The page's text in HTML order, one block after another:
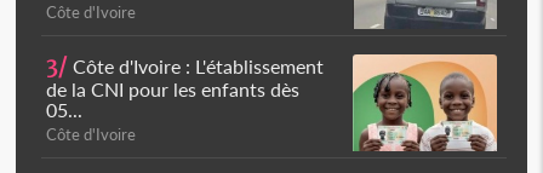
Côte d'Ivoire
3/ Côte d'Ivoire : L'établissement
de la CNI pour les enfants dès
05...
Côte d'Ivoire